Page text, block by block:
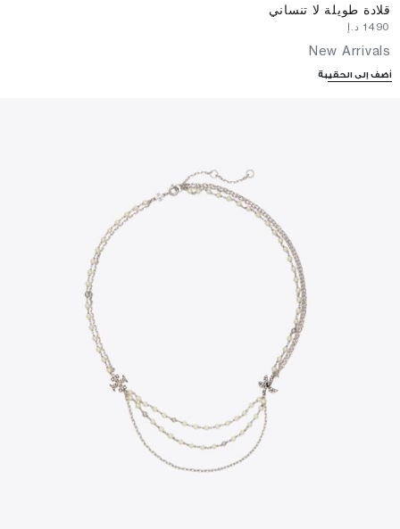
قلادة طويلة لا تنساني
New Arrivals
أضف إلى الحقيبة